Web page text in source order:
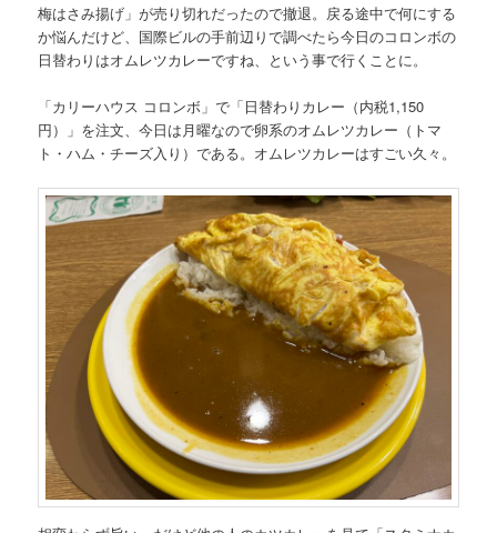
梅はさみ揚げ」が売り切れだったので撤退。戻る途中で何にする
か悩んだけど、国際ビルの手前辺りで調べたら今日のコロンボの
日替わりはオムレツカレーですね、という事で行くことに。
「カリーハウス コロンボ」で「日替わりカレー（内税1,150
円）」を注文、今日は月曜なので卵系のオムレツカレー（トマ
ト・ハム・チーズ入り）である。オムレツカレーはすごい久々。